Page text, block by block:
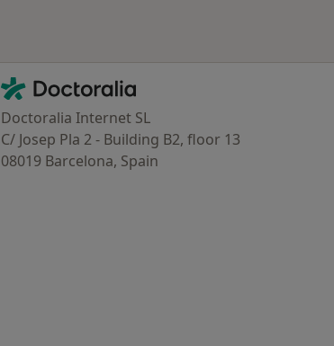
Contacto
Doctoralia - Homepage
Doctoralia Internet SL
C/ Josep Pla 2 - Building B2, floor 13
08019 Barcelona, Spain